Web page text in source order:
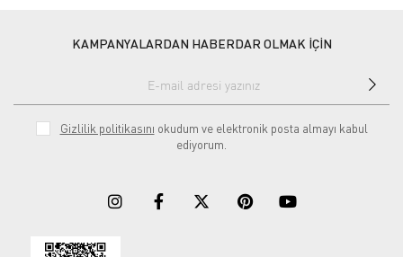
KAMPANYALARDAN HABERDAR OLMAK İÇİN
Gizlilik politikasını okudum ve elektronik posta almayı kabul
ediyorum.